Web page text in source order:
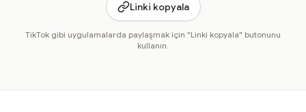
Linki kopyala
TikTok gibi uygulamalarda paylaşmak için "Linki kopyala" butonunu
kullanın.